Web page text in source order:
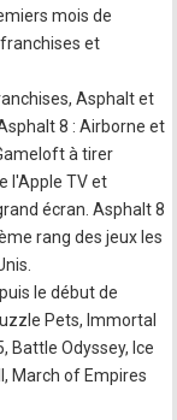
mois de
et
Asphalt et
8 : Airborne et
à tirer
l'Apple TV et
écran. Asphalt 8
rang des jeux les
le début de
Pets, Immortal
Battle Odyssey, Ice
March of Empires